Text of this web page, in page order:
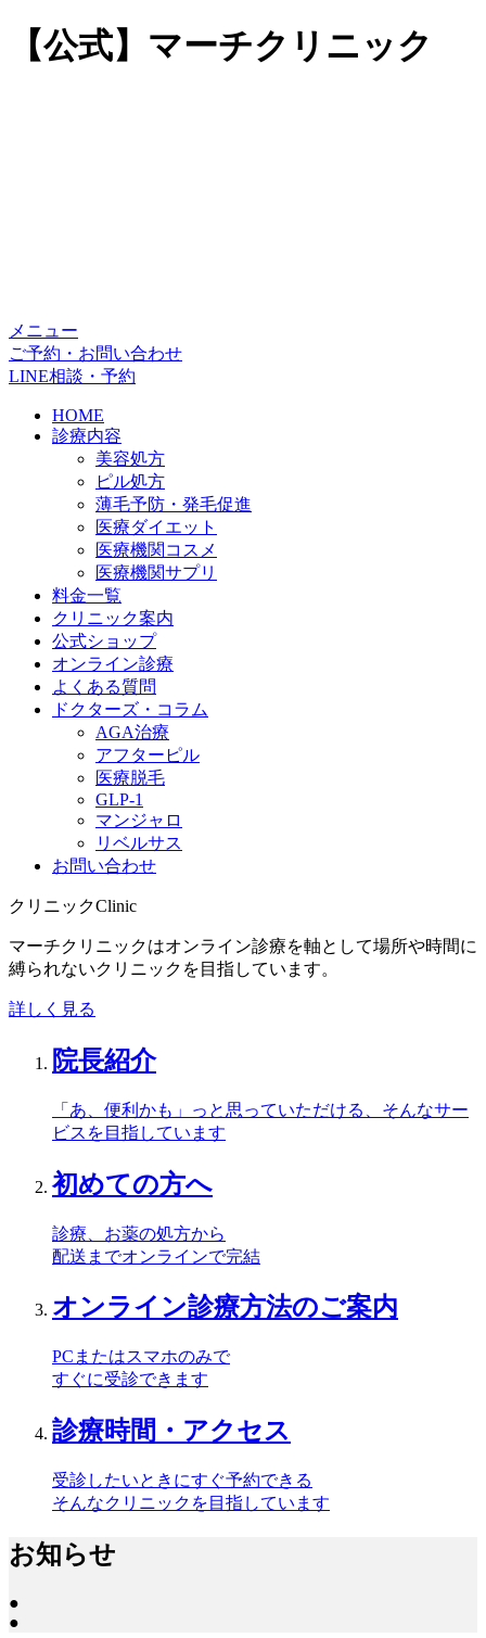
【公式】マーチクリニック
メニュー
ご予約・お問い合わせ
LINE相談・予約
HOME
診療内容
美容処方
ピル処方
薄毛予防・発毛促進
医療ダイエット
医療機関コスメ
医療機関サプリ
料金一覧
クリニック案内
公式ショップ
オンライン診療
よくある質問
ドクターズ・コラム
AGA治療
アフターピル
医療脱毛
GLP-1
マンジャロ
リベルサス
お問い合わせ
クリニックClinic
マーチクリニックはオンライン診療を軸として場所や時間に
縛られないクリニックを目指しています。
詳しく見る
院長紹介
「あ、便利かも」っと思っていただける、そんなサー
ビスを目指しています
初めての方へ
診療、お薬の処方から
配送までオンラインで完結
オンライン診療方法のご案内
PCまたはスマホのみで
すぐに受診できます
診療時間・アクセス
受診したいときにすぐ予約できる
そんなクリニックを目指しています
お知らせ
●
●